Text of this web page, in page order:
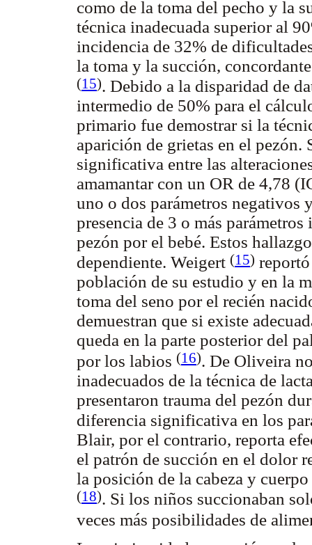
como de la toma del pecho y la
técnica inadecuada superior al
incidencia de 32% de
la toma y la succión,
(15). Debido a la disparidad de
intermedio de 50% para el
primario fue demostrar si la
aparición de grietas en el pezón.
significativa entre las
amamantar con un OR de 4,78
uno o dos parámetros negativos
presencia de 3 o más
pezón por el bebé. Estos
dependiente. Weigert (15)
población de su estudio y en la
toma del seno por el recién
demuestran que si existe
queda en la parte posterior del
por los labios (16). De Oliveira
inadecuados de la técnica de
presentaron trauma del pezón
diferencia significativa en los
Blair, por el contrario, reporta
el patrón de succión en el dolor
la posición de la cabeza y
(18). Si los niños succionaban
veces más posibilidades de